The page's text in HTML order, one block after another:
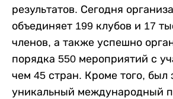
результатов. Сегодня
объединяет 199 клубов и 17
членов, а также успешно
порядка 550 мероприятий с
чем 45 стран. Кроме того, был
уникальный международный